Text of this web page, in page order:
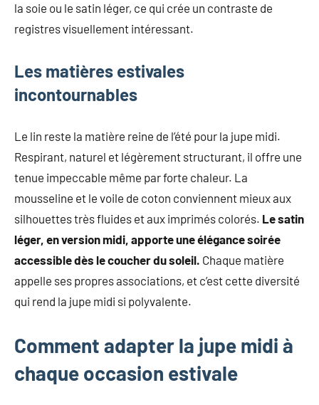
la soie ou le satin léger, ce qui crée un contraste de
registres visuellement intéressant.
Les matières estivales
incontournables
Le lin reste la matière reine de l’été pour la jupe midi.
Respirant, naturel et légèrement structurant, il offre une
tenue impeccable même par forte chaleur. La
mousseline et le voile de coton conviennent mieux aux
silhouettes très fluides et aux imprimés colorés. Le satin
léger, en version midi, apporte une élégance soirée
accessible dès le coucher du soleil. Chaque matière
appelle ses propres associations, et c’est cette diversité
qui rend la jupe midi si polyvalente.
Comment adapter la jupe midi à
chaque occasion estivale